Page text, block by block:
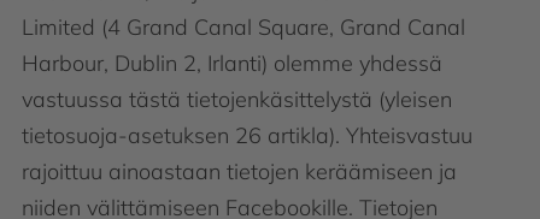
Limited (4 Grand Canal Square, Grand Canal
Harbour, Dublin 2, Irlanti) olemme yhdessä
vastuussa tästä tietojenkäsittelystä (yleisen
tietosuoja-asetuksen 26 artikla). Yhteisvastuu
rajoittuu ainoastaan tietojen keräämiseen ja
niiden välittämiseen Facebookille. Tietojen